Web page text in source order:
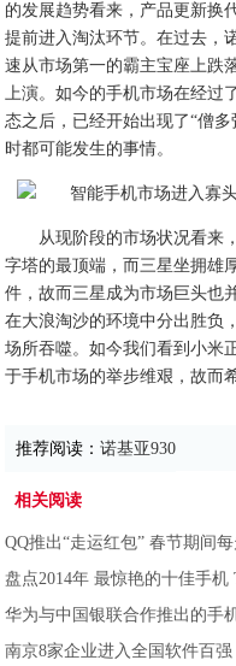
的发展趋势看来，产品更新换
提前进入淘汰环节。在过去，
速从市场第一的霸主宝座上跌
上演。如今的手机市场在经过
态之后，已经开始出现了“僧
时都可能发生的事情。
从现阶段的市场状况看来
字塔的最顶端，而三星坐拥雄
件，故而三星成为市场巨头也
在大浪淘沙的环境中分出胜负
场所吞噬。如今我们看到小米
于手机市场的举步维艰，故而
推荐阅读：诺基亚930
相关阅读
QQ推出“走运红包” 春节期间
盘点2014年 最惊艳的十佳手机
华为与中国银联合作推出的手
南京8家企业进入全国软件百强